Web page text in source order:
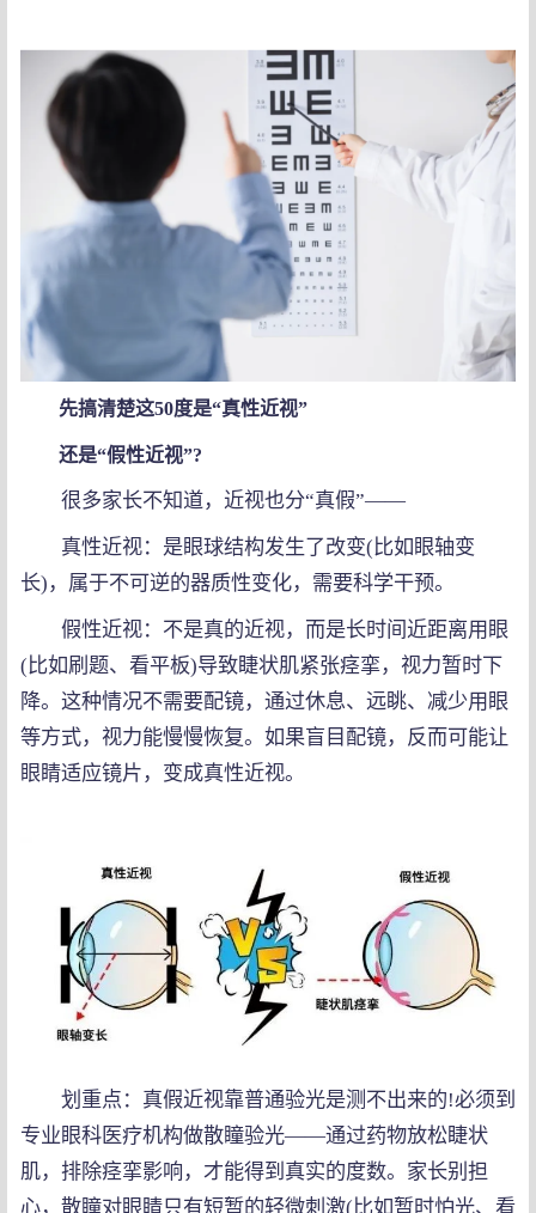
先搞清楚这50度是“真性近视”
还是“假性近视”?
很多家长不知道，近视也分“真假”——
真性近视：是眼球结构发生了改变(比如眼轴变
长)，属于不可逆的器质性变化，需要科学干预。
假性近视：不是真的近视，而是长时间近距离用眼
(比如刷题、看平板)导致睫状肌紧张痉挛，视力暂时下
降。这种情况不需要配镜，通过休息、远眺、减少用眼
等方式，视力能慢慢恢复。如果盲目配镜，反而可能让
眼睛适应镜片，变成真性近视。
划重点：真假近视靠普通验光是测不出来的!必须到
专业眼科医疗机构做散瞳验光——通过药物放松睫状
肌，排除痉挛影响，才能得到真实的度数。家长别担
心，散瞳对眼睛只有短暂的轻微刺激(比如暂时怕光、看